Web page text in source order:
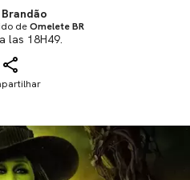
deOmelete BR
las 18H49.